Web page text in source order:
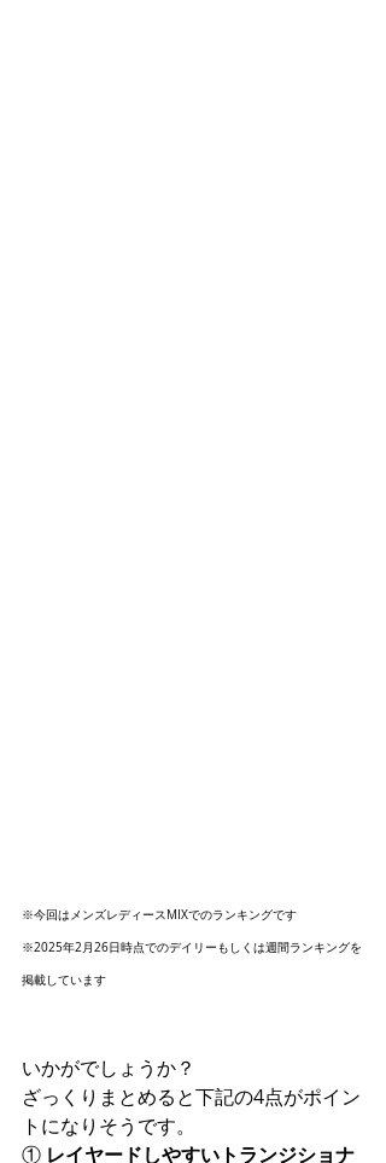
※今回はメンズレディースMIXでのランキングです
※2025年2月26日時点でのデイリーもしくは週間ランキングを
掲載しています
いかがでしょうか？
ざっくりまとめると下記の4点がポイン
トになりそうです。
① レイヤードしやすいトランジショナ